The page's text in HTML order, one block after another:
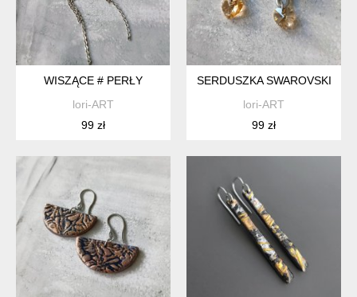
WISZĄCE # PERŁY
lori-ART
99 zł
SERDUSZKA SWAROVSKI
lori-ART
99 zł